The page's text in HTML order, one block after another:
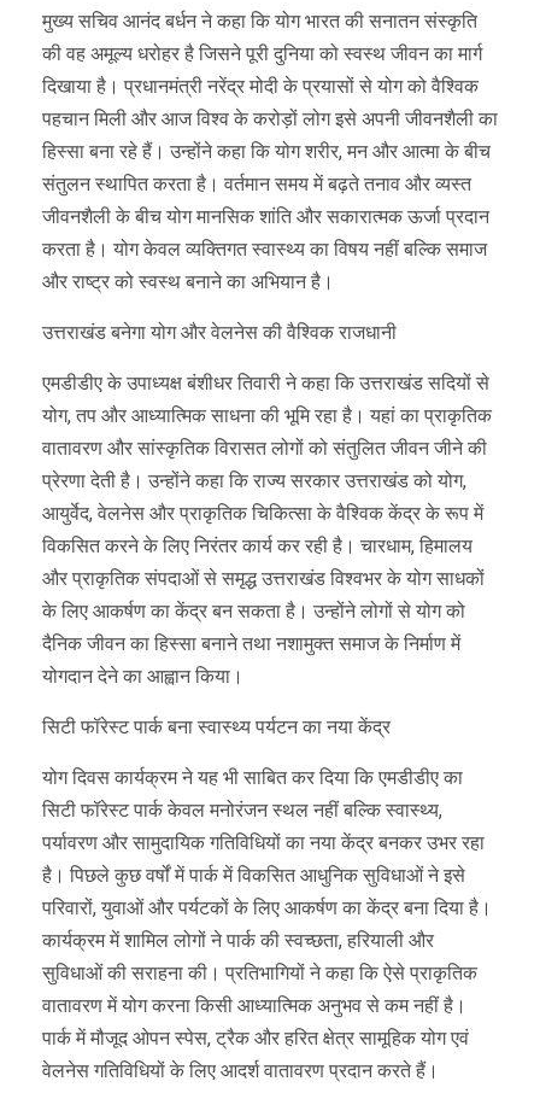
मुख्य सचिव आनंद बर्धन ने कहा कि योग भारत की सनातन संस्कृति
की वह अमूल्य धरोहर है जिसने पूरी दुनिया को स्वस्थ जीवन का मार्ग
दिखाया है। प्रधानमंत्री नरेंद्र मोदी के प्रयासों से योग को वैश्विक
पहचान मिली और आज विश्व के करोड़ों लोग इसे अपनी जीवनशैली का
हिस्सा बना रहे हैं। उन्होंने कहा कि योग शरीर, मन और आत्मा के बीच
संतुलन स्थापित करता है। वर्तमान समय में बढ़ते तनाव और व्यस्त
जीवनशैली के बीच योग मानसिक शांति और सकारात्मक ऊर्जा प्रदान
करता है। योग केवल व्यक्तिगत स्वास्थ्य का विषय नहीं बल्कि समाज
और राष्ट्र को स्वस्थ बनाने का अभियान है।
उत्तराखंड बनेगा योग और वेलनेस की वैश्विक राजधानी
एमडीडीए के उपाध्यक्ष बंशीधर तिवारी ने कहा कि उत्तराखंड सदियों से
योग, तप और आध्यात्मिक साधना की भूमि रहा है। यहां का प्राकृतिक
वातावरण और सांस्कृतिक विरासत लोगों को संतुलित जीवन जीने की
प्रेरणा देती है। उन्होंने कहा कि राज्य सरकार उत्तराखंड को योग,
आयुर्वेद, वेलनेस और प्राकृतिक चिकित्सा के वैश्विक केंद्र के रूप में
विकसित करने के लिए निरंतर कार्य कर रही है। चारधाम, हिमालय
और प्राकृतिक संपदाओं से समृद्ध उत्तराखंड विश्वभर के योग साधकों
के लिए आकर्षण का केंद्र बन सकता है। उन्होंने लोगों से योग को
दैनिक जीवन का हिस्सा बनाने तथा नशामुक्त समाज के निर्माण में
योगदान देने का आह्वान किया।
सिटी फॉरेस्ट पार्क बना स्वास्थ्य पर्यटन का नया केंद्र
योग दिवस कार्यक्रम ने यह भी साबित कर दिया कि एमडीडीए का
सिटी फॉरेस्ट पार्क केवल मनोरंजन स्थल नहीं बल्कि स्वास्थ्य,
पर्यावरण और सामुदायिक गतिविधियों का नया केंद्र बनकर उभर रहा
है। पिछले कुछ वर्षों में पार्क में विकसित आधुनिक सुविधाओं ने इसे
परिवारों, युवाओं और पर्यटकों के लिए आकर्षण का केंद्र बना दिया है।
कार्यक्रम में शामिल लोगों ने पार्क की स्वच्छता, हरियाली और
सुविधाओं की सराहना की। प्रतिभागियों ने कहा कि ऐसे प्राकृतिक
वातावरण में योग करना किसी आध्यात्मिक अनुभव से कम नहीं है।
पार्क में मौजूद ओपन स्पेस, ट्रैक और हरित क्षेत्र सामूहिक योग एवं
वेलनेस गतिविधियों के लिए आदर्श वातावरण प्रदान करते हैं।